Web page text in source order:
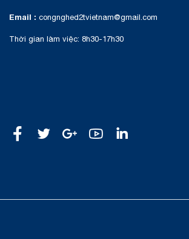
Email : congnghed2tvietnam@gmail.com
Thời gian làm việc: 8h30-17h30